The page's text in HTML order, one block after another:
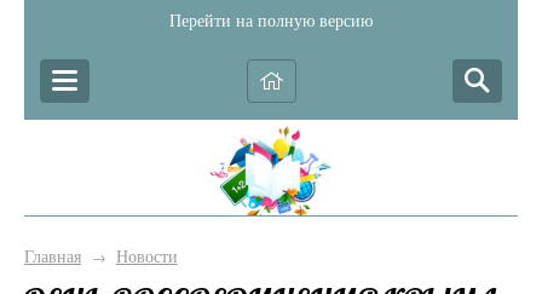
Перейти на полную версию
Главная → Новости